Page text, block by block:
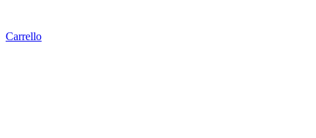
Carrello